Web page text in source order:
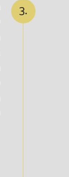
3.